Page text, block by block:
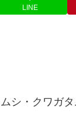
LINE
シ・クワガ